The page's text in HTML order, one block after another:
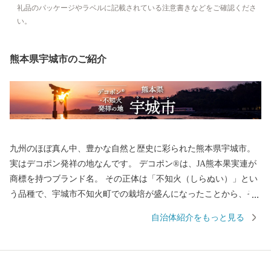
礼品のパッケージやラベルに記載されている注意書きなどをご確認くださ
い。
熊本県宇城市のご紹介
九州のほぼ真ん中、豊かな自然と歴史に彩られた熊本県宇城市。
実はデコポン発祥の地なんです。 デコポン®は、JA熊本果実連が
商標を持つブランド名。 その正体は「不知火（しらぬい）」とい
う品種で、宇城市不知火町での栽培が盛んになったことから、そ
軽に食べられる手頃さから、地元でも全国でも大人気。まさに“柑
自治体紹介をもっと見る